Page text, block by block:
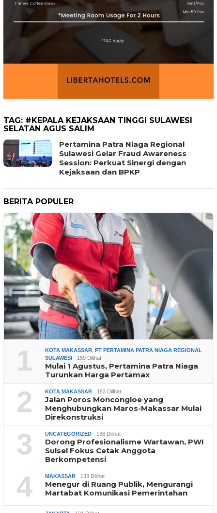
TAG: #KEPALA KEJAKSAAN TINGGI SULAWESI
SELATAN AGUS SALIM
Pertamina Patra Niaga Regional
Sulawesi Gelar Fraud Awareness
Session: Perkuat Sinergi dengan
Kejaksaan dan BPKP
BERITA POPULER
1 KOTA MAKASSAR
PT PERTAMINA PATRA NIAGA REGIONAL
SULAWESI
159 Dilihat
Mulai 1 Agustus, Pertamina Patra Niaga
Turunkan Harga Pertamax
2 KOTA MAKASSAR 153 Dilihat
Jalan Poros Moncongloe yang
Menghubungkan Maros-Makassar Mulai
Direkonstruksi
3 UNCATEGORIZED 136 Dilihat
Dorong Profesionalisme Wartawan, PWI
Sulsel Fokus Cetak Anggota
Berkompetensi
4 MAKASSAR 133 Dilihat
Menegur di Ruang Publik, Mengurangi
Martabat Komunikasi Pemerintahan